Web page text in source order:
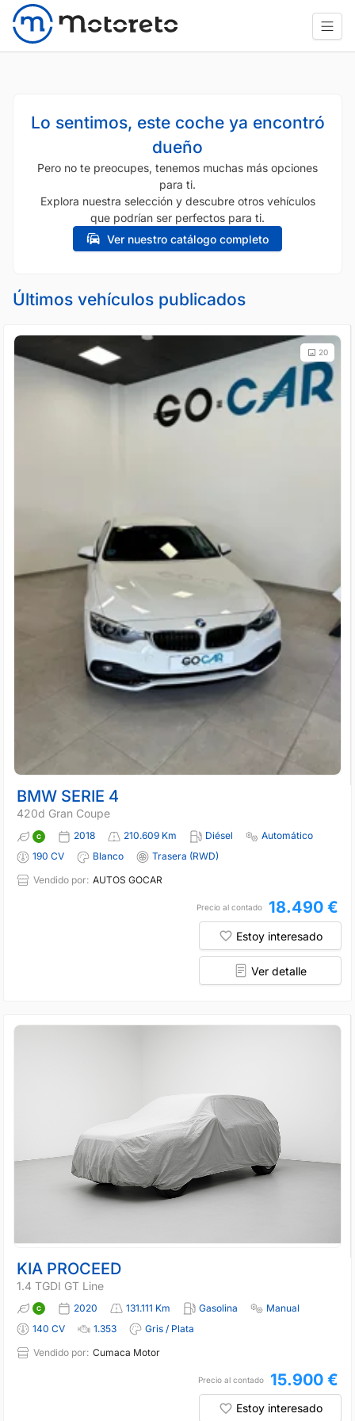
Lo sentimos, este coche ya encontró
dueño
Pero no te preocupes, tenemos muchas más opciones
para ti.
Explora nuestra selección y descubre otros vehículos
que podrían ser perfectos para ti.
Ver nuestro catálogo completo
Últimos vehículos publicados
20
BMW SERIE 4
420d Gran Coupe
2018 210.609 Km Diésel
Automático
190 CV
Blanco
Trasera (RWD)
Vendido por: AUTOS GOCAR
Precio al contado 18.490 €
Estoy interesado
Ver detalle
KIA PROCEED
1.4 TGDI GT Line
2020 131.111 Km Gasolina
Manual
140 CV
1.353
Gris / Plata
Vendido por: Cumaca Motor
Precio al contado 15.900 €
Estoy interesado